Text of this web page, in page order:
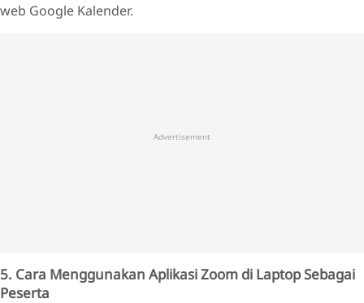
web Google Kalender.
Advertisement
5. Cara Menggunakan Aplikasi Zoom di Laptop Sebagai
Peserta